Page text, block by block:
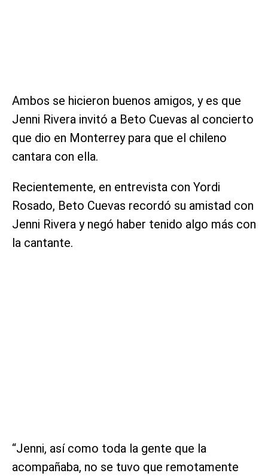
Ambos se hicieron buenos amigos, y es que
Jenni Rivera invitó a Beto Cuevas al concierto
que dio en Monterrey para que el chileno
cantara con ella.
Recientemente, en entrevista con Yordi
Rosado, Beto Cuevas recordó su amistad con
Jenni Rivera y negó haber tenido algo más con
la cantante.
“Jenni, así como toda la gente que la
acompañaba, no se tuvo que remotamente